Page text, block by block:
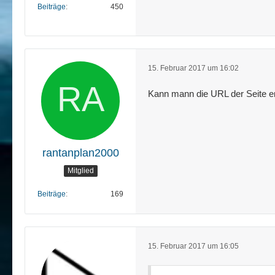
Beiträge 450
rantanplan2000
Mitglied
Beiträge 169
15. Februar 2017 um 16:02
Kann mann die URL der Seite
15. Februar 2017 um 16:05